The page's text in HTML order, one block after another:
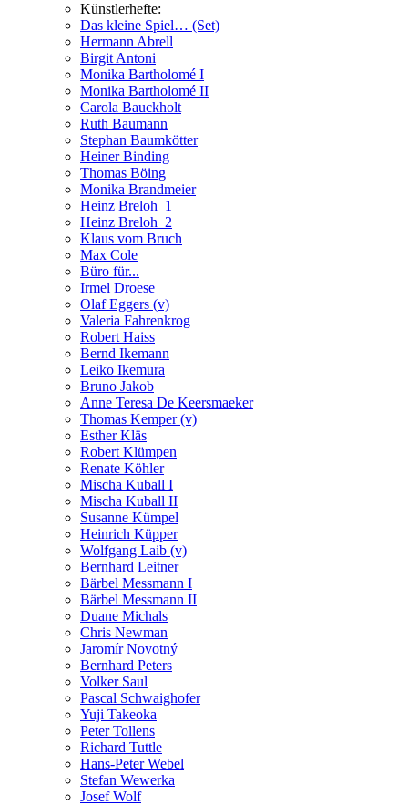
Künstlerhefte:
Das kleine Spiel… (Set)
Hermann Abrell
Birgit Antoni
Monika Bartholomé I
Monika Bartholomé II
Carola Bauckholt
Ruth Baumann
Stephan Baumkötter
Heiner Binding
Thomas Böing
Monika Brandmeier
Heinz Breloh_1
Heinz Breloh_2
Klaus vom Bruch
Max Cole
Büro für...
Irmel Droese
Olaf Eggers (v)
Valeria Fahrenkrog
Robert Haiss
Bernd Ikemann
Leiko Ikemura
Bruno Jakob
Anne Teresa De Keersmaeker
Thomas Kemper (v)
Esther Kläs
Robert Klümpen
Renate Köhler
Mischa Kuball I
Mischa Kuball II
Susanne Kümpel
Heinrich Küpper
Wolfgang Laib (v)
Bernhard Leitner
Bärbel Messmann I
Bärbel Messmann II
Duane Michals
Chris Newman
Jaromír Novotný
Bernhard Peters
Volker Saul
Pascal Schwaighofer
Yuji Takeoka
Peter Tollens
Richard Tuttle
Hans-Peter Webel
Stefan Wewerka
Josef Wolf